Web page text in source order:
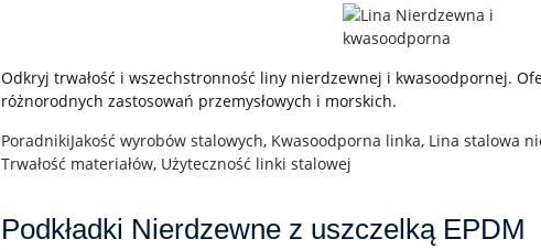
Odkryj trwałość i wszechstronność liny nierdzewnej i kwasoodpornej.
różnorodnych zastosowań przemysłowych i morskich.
PoradnikiJakość wyrobów stalowych, Kwasoodporna linka, Lina stalowa
Trwałość materiałów, Użyteczność linki stalowej
Podkładki Nierdzewne z uszczelką EPDM